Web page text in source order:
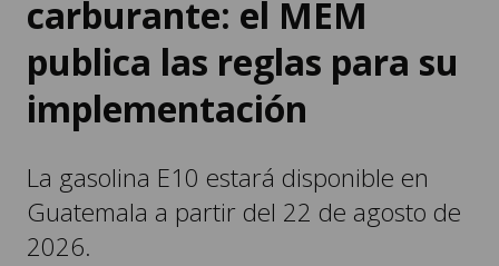
carburante: el MEM
publica las reglas para su
implementación
La gasolina E10 estará disponible en
Guatemala a partir del 22 de agosto de
2026.